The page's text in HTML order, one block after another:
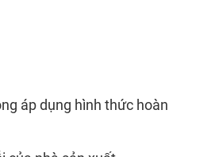
áp dụng hình thức hoàn